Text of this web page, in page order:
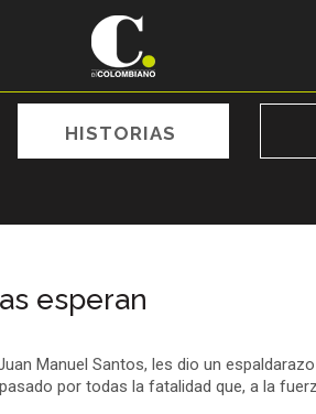
HISTORIAS
esperan
Manuel Santos, les dio un
por todas la fatalidad que, a la